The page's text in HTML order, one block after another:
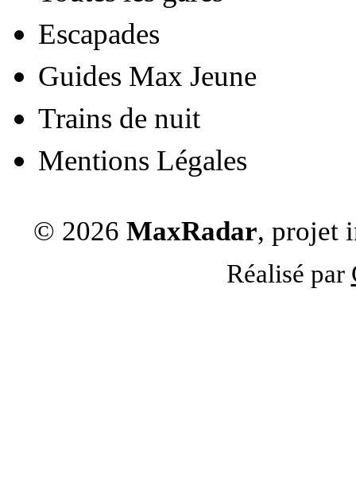
Escapades
Guides Max Jeune
Trains de nuit
Mentions Légales
© 2026 MaxRadar, projet
Réalisé par